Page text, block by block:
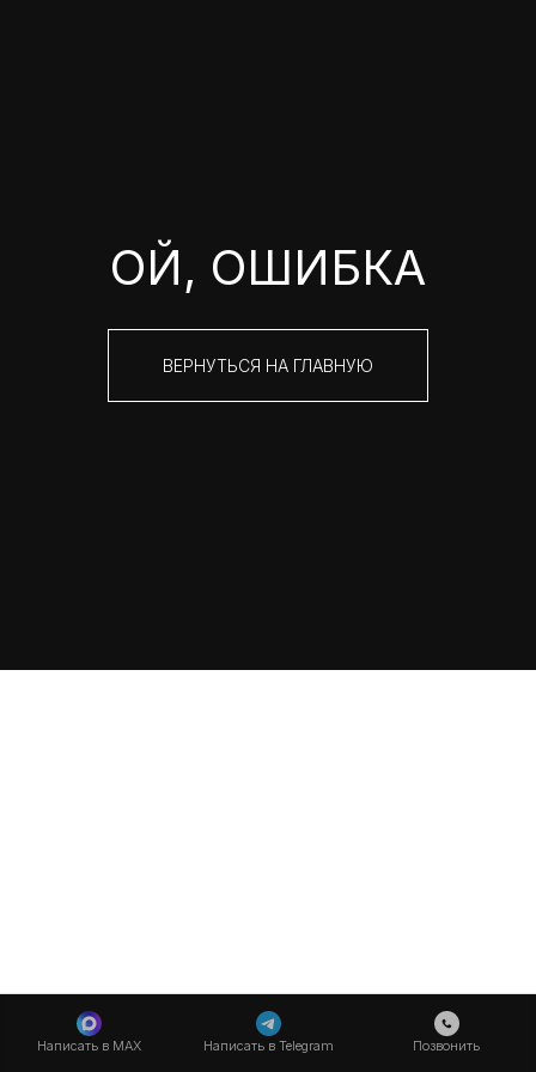
ОЙ, ОШИБКА
ВЕРНУТЬСЯ НА ГЛАВНУЮ
Написать в MAX Написать в Telegram Позвонить